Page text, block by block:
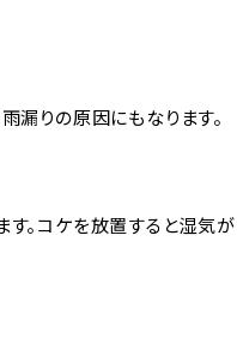
漏りの原因にもなります。
。コケを放置すると湿気が